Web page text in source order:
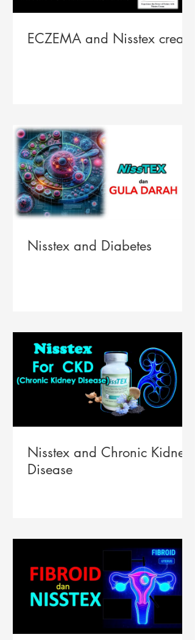
ECZEMA and Nisstex cream
Nisstex and Diabetes
Nisstex and Chronic Kidney
Disease